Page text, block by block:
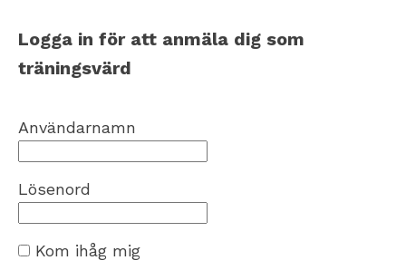
Logga in för att anmäla dig som
träningsvärd
Användarnamn
Lösenord
Kom ihåg mig